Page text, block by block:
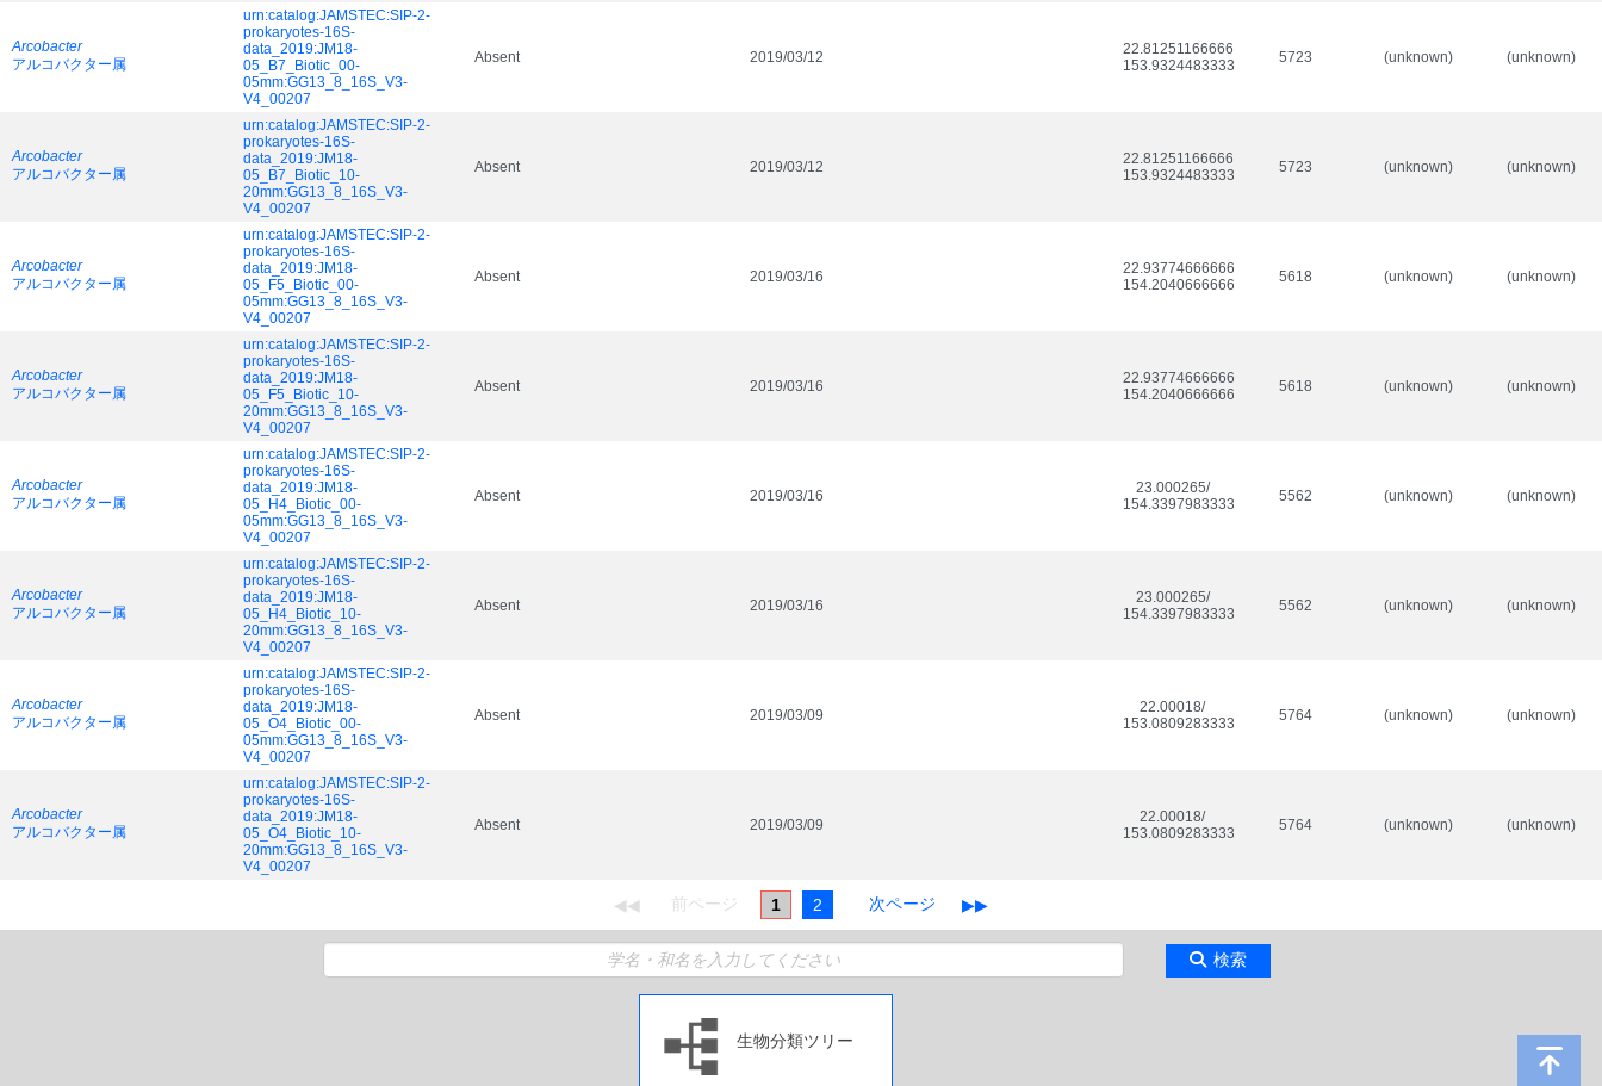
Arcobacter
アルコバクター属
urn:catalog:JAMSTEC:SIP-2-
prokaryotes-16S-
data_2019:JM18-
05_B7_Biotic_00-
05mm:GG13_8_16S_V3-
V4_00207
Absent 2019/03/12
22.812511666666666/
153.93244833333333
5723 (unknown) (unknown)
Arcobacter
アルコバクター属
urn:catalog:JAMSTEC:SIP-2-
prokaryotes-16S-
data_2019:JM18-
05_B7_Biotic_10-
20mm:GG13_8_16S_V3-
V4_00207
Absent 2019/03/12
22.812511666666666/
153.93244833333333
5723 (unknown) (unknown)
Arcobacter
アルコバクター属
urn:catalog:JAMSTEC:SIP-2-
prokaryotes-16S-
data_2019:JM18-
05_F5_Biotic_00-
05mm:GG13_8_16S_V3-
V4_00207
Absent 2019/03/16
22.937746666666666/
154.20406666666668
5618 (unknown) (unknown)
Arcobacter
アルコバクター属
urn:catalog:JAMSTEC:SIP-2-
prokaryotes-16S-
data_2019:JM18-
05_F5_Biotic_10-
20mm:GG13_8_16S_V3-
V4_00207
Absent 2019/03/16
22.937746666666666/
154.20406666666668
5618 (unknown) (unknown)
Arcobacter
アルコバクター属
urn:catalog:JAMSTEC:SIP-2-
prokaryotes-16S-
data_2019:JM18-
05_H4_Biotic_00-
05mm:GG13_8_16S_V3-
V4_00207
Absent 2019/03/16
23.000265/
154.33979833333333
5562 (unknown) (unknown)
Arcobacter
アルコバクター属
urn:catalog:JAMSTEC:SIP-2-
prokaryotes-16S-
data_2019:JM18-
05_H4_Biotic_10-
20mm:GG13_8_16S_V3-
V4_00207
Absent 2019/03/16
23.000265/
154.33979833333333
5562 (unknown) (unknown)
Arcobacter
アルコバクター属
urn:catalog:JAMSTEC:SIP-2-
prokaryotes-16S-
data_2019:JM18-
05_O4_Biotic_00-
05mm:GG13_8_16S_V3-
V4_00207
Absent 2019/03/09
22.00018/
153.08092833333333
5764 (unknown) (unknown)
Arcobacter
アルコバクター属
urn:catalog:JAMSTEC:SIP-2-
prokaryotes-16S-
data_2019:JM18-
05_O4_Biotic_10-
20mm:GG13_8_16S_V3-
V4_00207
Absent 2019/03/09
22.00018/
153.08092833333333
5764 (unknown) (unknown)
1 2
検索
生物分類ツリー